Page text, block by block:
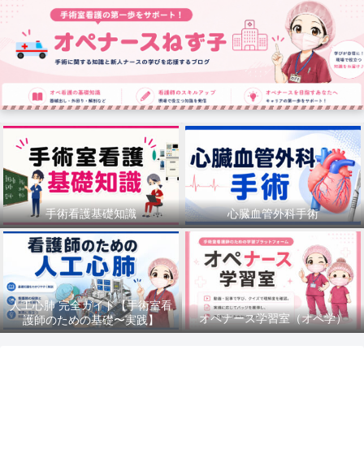
手術看護基礎知識 心臓血管外科手術
人工心肺 完全ガイド【手術室看
護師のための基礎〜実践】
オペナース学習室（オペ学）